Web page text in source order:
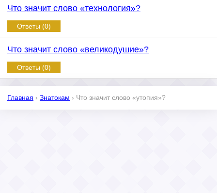
Что значит слово «технология»?
Ответы (0)
Что значит слово «великодушие»?
Ответы (0)
Главная › Знатокам › Что значит слово «утопия»?